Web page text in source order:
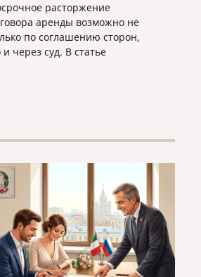
расторжение
аренды возможно не
по соглашению сторон,
и через суд. В статье
расторжения, типичные